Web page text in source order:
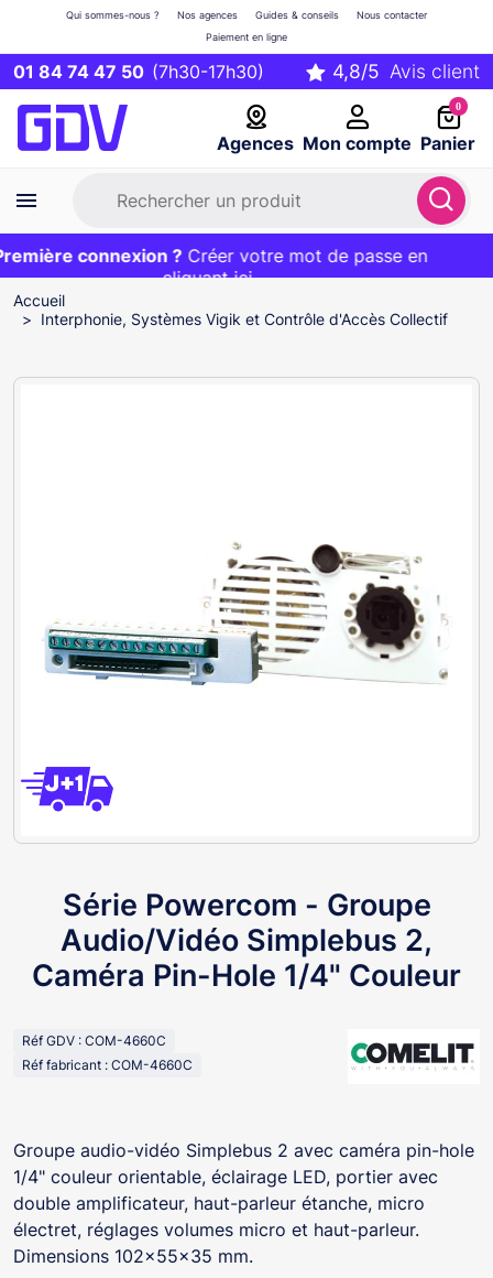
01 84 74 47 50 (7h30-17h30)
Agences Mon compte
Qui sommes-nous ? Nos agences Guides & conseils
Nous contacter
Paiement en ligne
0
Panier
Première commande ?20€ OFFERT sur votre panier
et livraison 24/48h gratuite avec le codeBIENVENUE
connexion ?Créer votre mot de passe en
cliquant ici
EXCLU WEB :
Accueil
Interphonie, Systèmes Vigik et Contrôle d'Accès Collectif
Série Powercom - Groupe
Audio/Vidéo Simplebus 2,
Caméra Pin-Hole 1/4" Couleur
Réf GDV : COM-4660C
Réf fabricant : COM-4660C
Groupe audio-vidéo Simplebus 2 avec caméra pin-hole
1/4" couleur orientable, éclairage LED, portier avec
double amplificateur, haut-parleur étanche, micro
électret, réglages volumes micro et haut-parleur.
Dimensions 102x55x35 mm.